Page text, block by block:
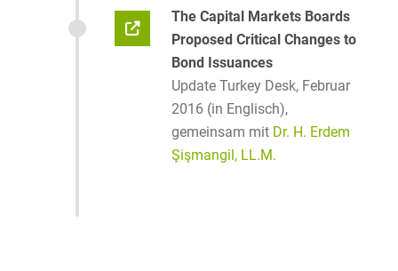
The Capital Markets Boards
Proposed Critical Changes to
Bond Issuances
Update Turkey Desk, Februar
2016 (in Englisch),
gemeinsam mit Dr. H. Erdem
Şişmangil, LL.M.